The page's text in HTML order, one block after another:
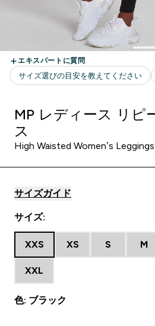
MP レディース リピ
ス
High Waisted Women’s Leggings
サイズガイド
サイズ:
XXS XS S M
XXL
色: ブラック